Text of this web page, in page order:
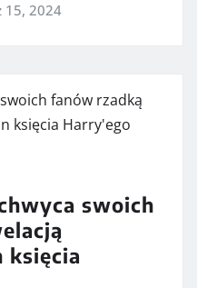
15, 2024
swoich
księcia